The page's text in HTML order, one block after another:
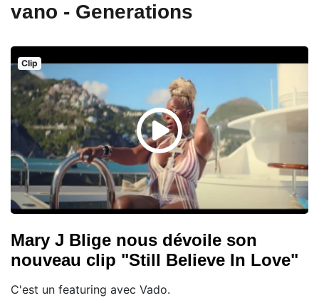
vano - Generations
Clip
Mary J Blige nous dévoile son
nouveau clip "Still Believe In Love"
C'est un featuring avec Vado.